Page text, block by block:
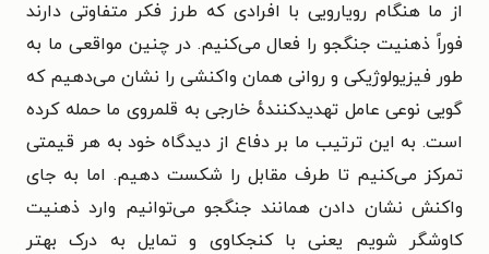
از ما هنگام رویارویی با افرادیکه طرز فکر متفاوتی دارند
فوراً ذهنیت جنگجو را فعال می‌کنیم. در چنین مواقعی ما به
طور فیزیولوژیکی و روانی همان واکنشی را نشان می‌دهیم که
گویی نوعی عامل تهدیدکنندهٔ خارجی به قلمروی ما حمله کرده
است. به این ترتیب ما بر دفاع از دیدگاه خود به هر قیمتی
تمرکز می‌کنیم تا طرف مقابل را شکست دهیم. اما به جای
واکنش نشان دادن همانند جنگجو می‌توانیم وارد ذهنیت
کاوشگر شویم یعنی با کنجکاوی و تمایل به درک بهتر